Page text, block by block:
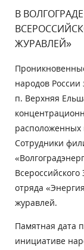
В
ЖУРАВЛЕЙ»
народов России
п. Верхняя
расположенных
Сотрудники
отряда
журавлей.
Памятная дата
инициативе